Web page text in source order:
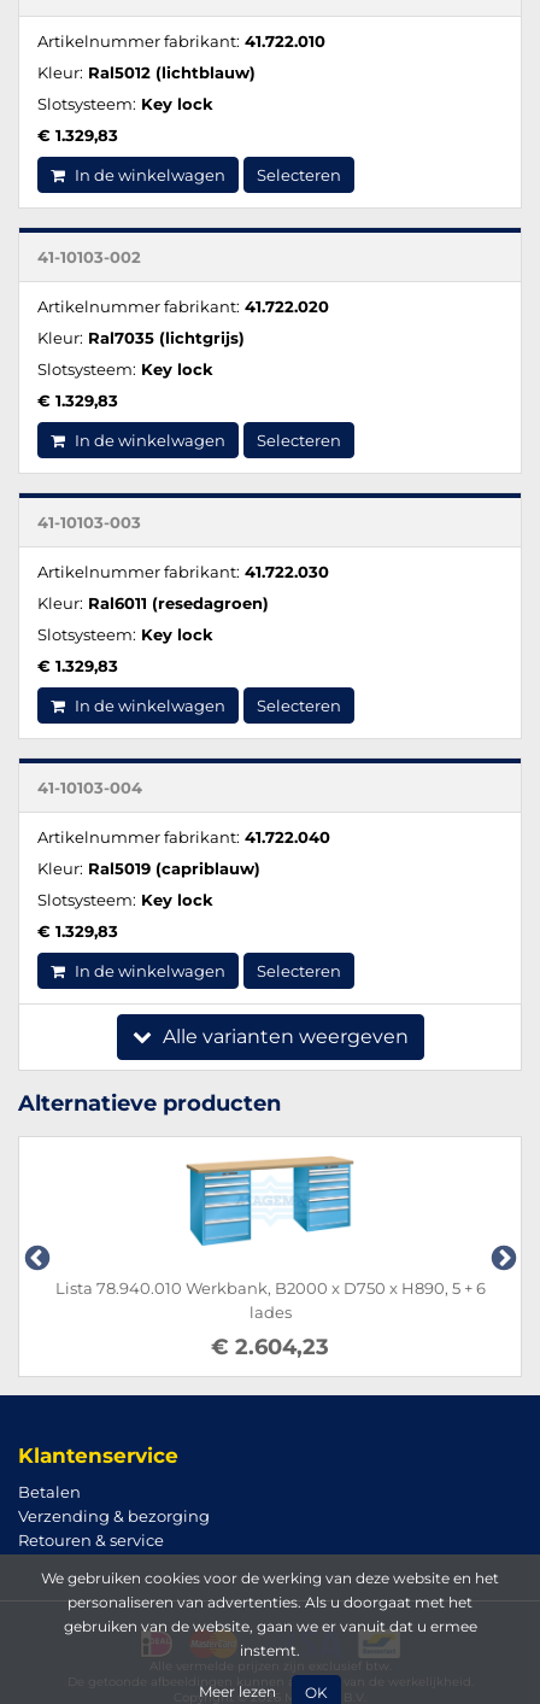
Artikelnummer fabrikant: 41.722.010
Kleur: Ral5012 (lichtblauw)
Slotsysteem: Key lock
€ 1.329,83
In de winkelwagen Selecteren
41-10103-002
Artikelnummer fabrikant: 41.722.020
Kleur: Ral7035 (lichtgrijs)
Slotsysteem: Key lock
€ 1.329,83
In de winkelwagen Selecteren
41-10103-003
Artikelnummer fabrikant: 41.722.030
Kleur: Ral6011 (resedagroen)
Slotsysteem: Key lock
€ 1.329,83
In de winkelwagen Selecteren
41-10103-004
Artikelnummer fabrikant: 41.722.040
Kleur: Ral5019 (capriblauw)
Slotsysteem: Key lock
€ 1.329,83
In de winkelwagen Selecteren
Alle varianten weergeven
Alternatieve producten
Lista 78.940.010 Werkbank, B2000 x D750 x H890, 5 + 6
lades
€ 2.604,23
Klantenservice
Betalen
Verzending & bezorging
Retouren & service
Alle vermelde prijzen zijn exclusief btw.
De getoonde afbeeldingen kunnen afwijken van de werkelijkheid.
Copyright © 2026 Magema B.V.
We gebruiken cookies voor de werking van deze website en het
personaliseren van advertenties. Als u doorgaat met het
gebruiken van de website, gaan we er vanuit dat u ermee
instemt.
Meer lezen OK